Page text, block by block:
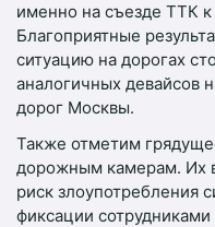
именно на съезде ТТК
Благоприятные
ситуацию на дорогах
аналогичных девайсов
дорог Москвы.
Также отметим
дорожным камерам. Их
риск злоупотребления
фиксации